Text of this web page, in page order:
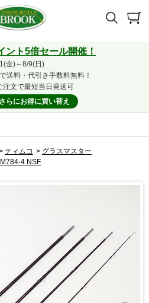
ント5倍セール開催！
金)～8/9(日)
送料・代引き手数料無料！
注文で最短当日発送可
らにお得に買い替え
ティムコ > グラスマスター
4 NSF